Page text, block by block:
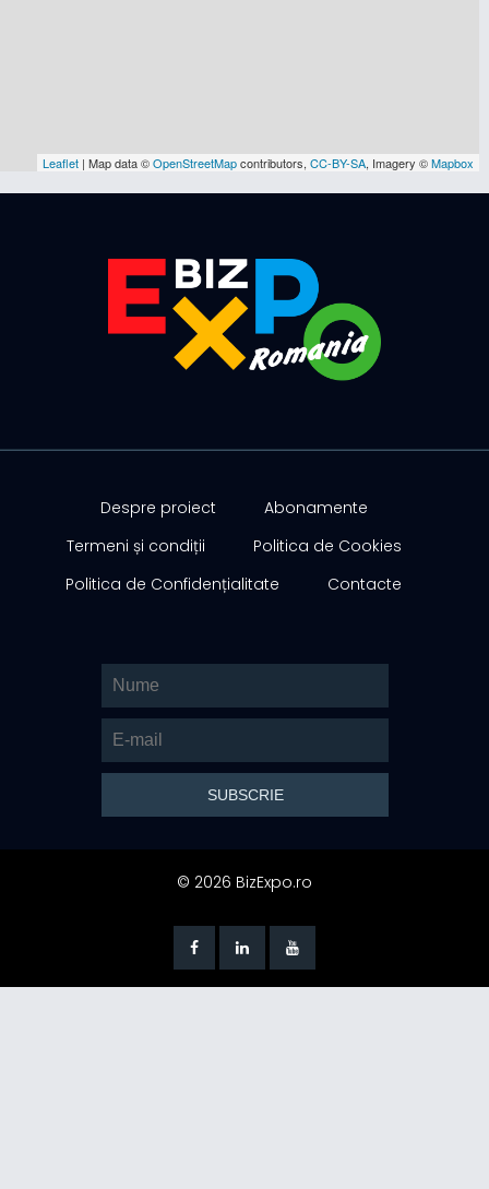
Leaflet | Map data ©OpenStreetMapcontributors,CC-BY-SA, Imagery ©Mapbox
Despre proiect
Abonamente
Termeni și condiții
Politica de Cookies
Politica de Confidențialitate
Contacte
© 2026 BizExpo.ro